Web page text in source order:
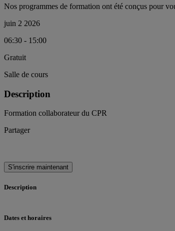
Nos programmes de formation ont été conçus pour
juin 2 2026
06:30 - 15:00
Gratuit
Salle de cours
Description
Formation collaborateur du CPR
Partager
S'inscrire maintenant
Description
Dates et horaires